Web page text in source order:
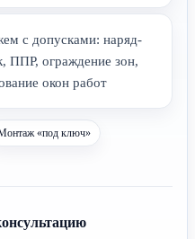
с допусками: наряд-
ППР, ограждение зон,
окон работ
«под ключ»